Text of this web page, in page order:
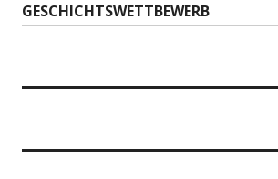
GESCHICHTSWETTBEWERB